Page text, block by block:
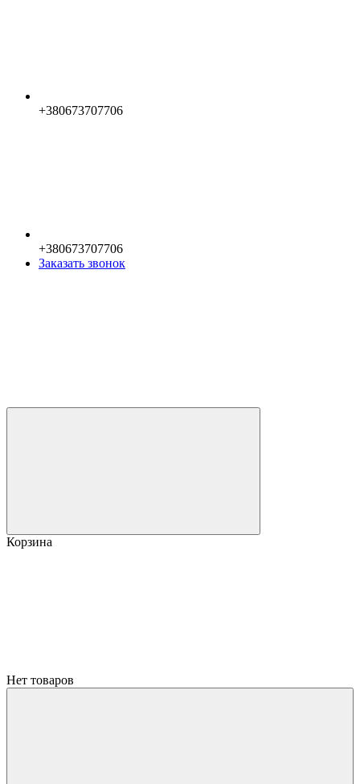
+380673707706
+380673707706
Заказать звонок
Корзина
Нет товаров